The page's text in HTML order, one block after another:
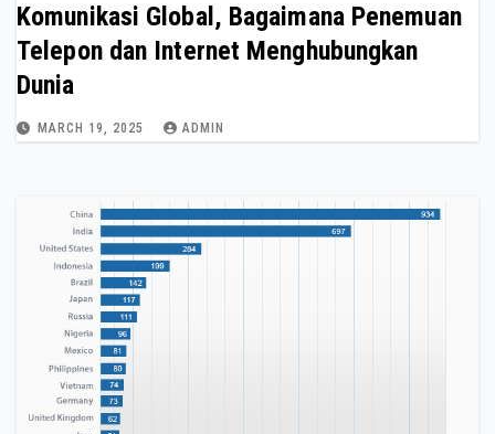
Komunikasi Global, Bagaimana Penemuan
Telepon dan Internet Menghubungkan
Dunia
MARCH 19, 2025 ADMIN